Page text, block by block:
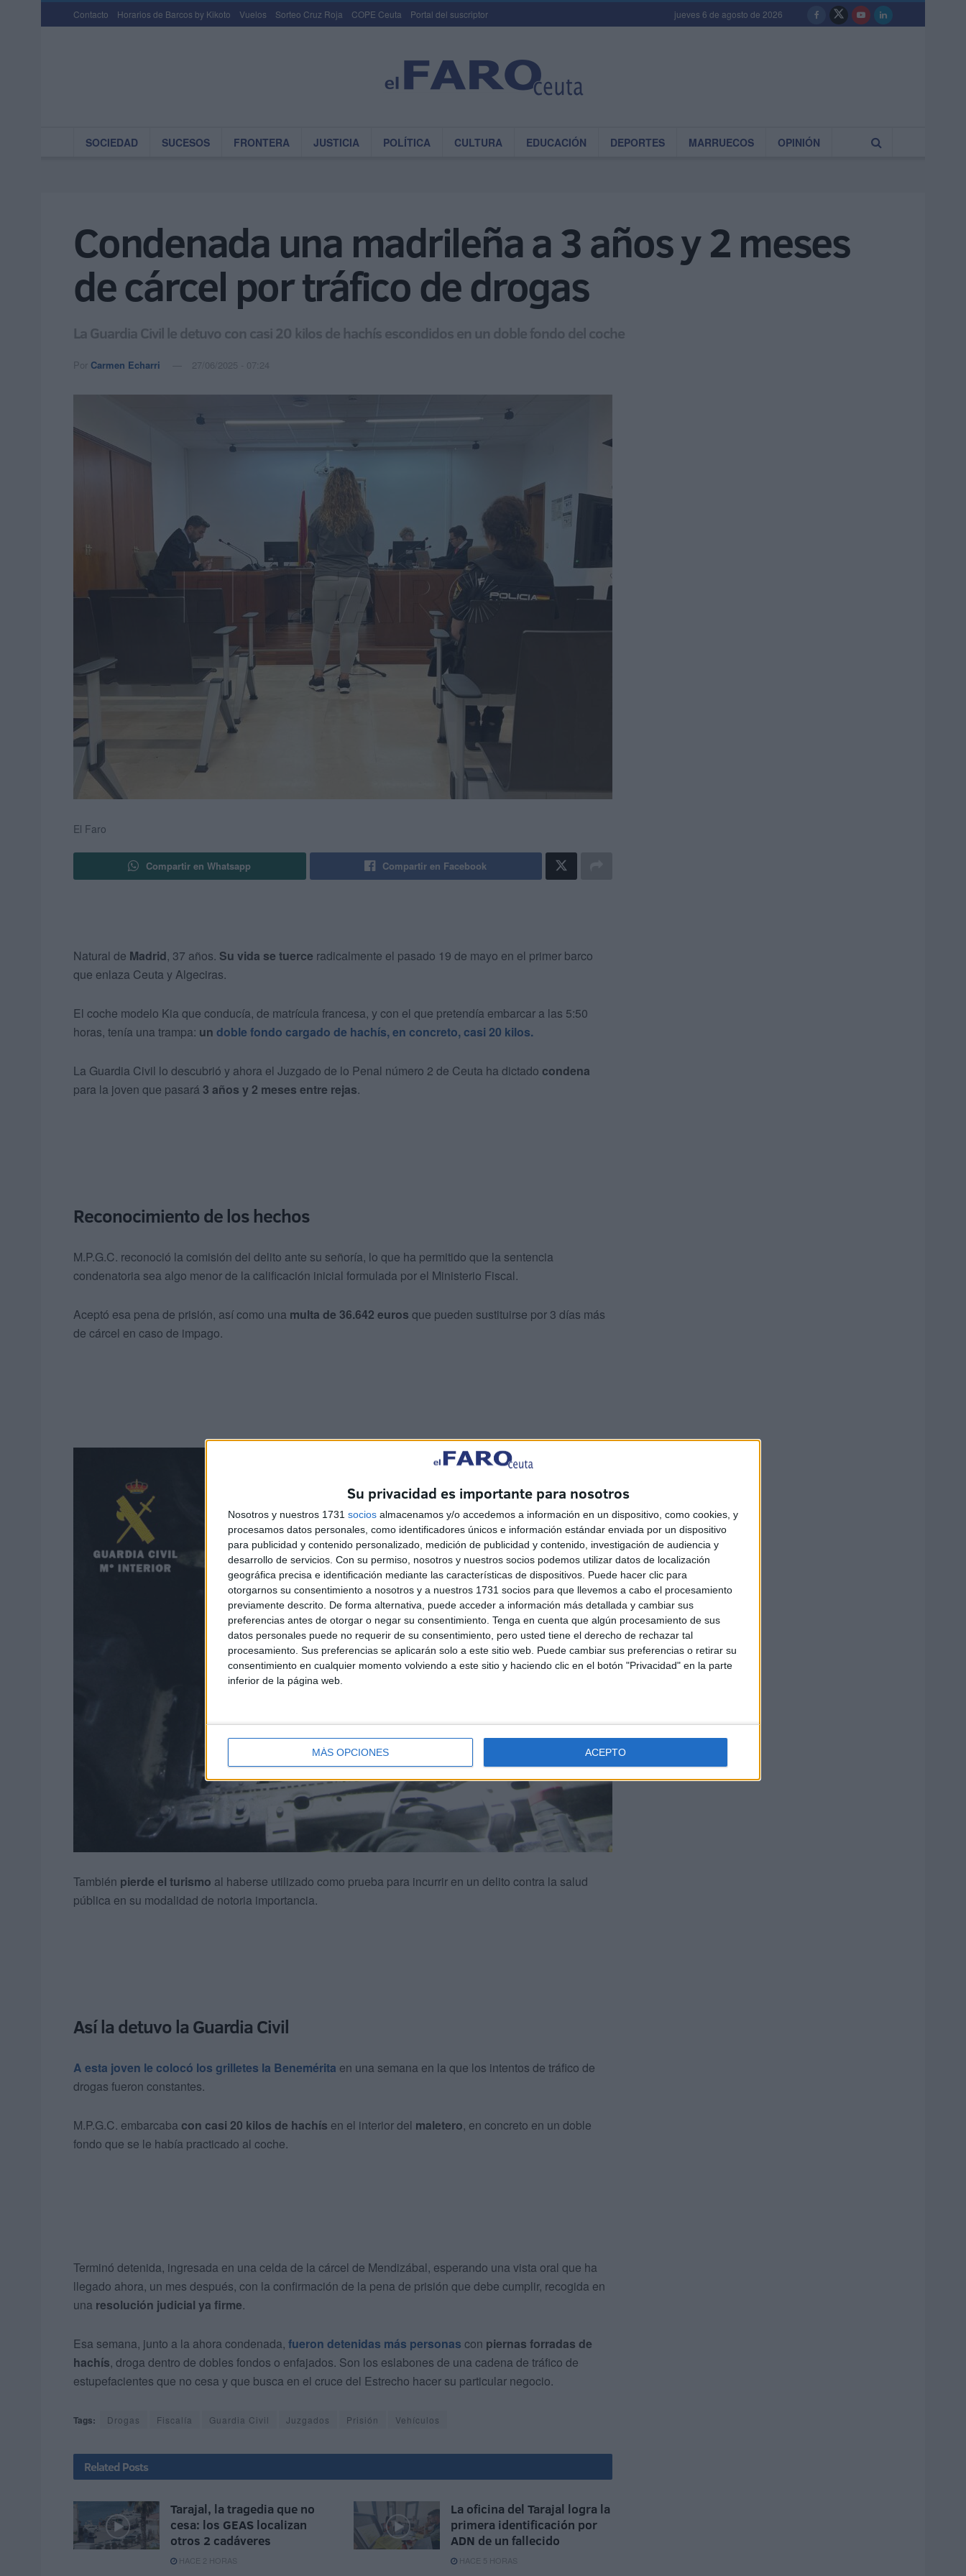
Su privacidad es importante para nosotros
Nosotros y nuestros 1731 socios almacenamos y/o accedemos a información en un dispositivo, como cookies, y
procesamos datos personales, como identificadores únicos e información estándar enviada por un dispositivo
para publicidad y contenido personalizado, medición de publicidad y contenido, investigación de audiencia y
desarrollo de servicios. Con su permiso, nosotros y nuestros socios podemos utilizar datos de localización
geográfica precisa e identificación mediante las características de dispositivos. Puede hacer clic para
otorgarnos su consentimiento a nosotros y a nuestros 1731 socios para que llevemos a cabo el procesamiento
previamente descrito. De forma alternativa, puede acceder a información más detallada y cambiar sus
preferencias antes de otorgar o negar su consentimiento. Tenga en cuenta que algún procesamiento de sus
datos personales puede no requerir de su consentimiento, pero usted tiene el derecho de rechazar tal
procesamiento. Sus preferencias se aplicarán solo a este sitio web. Puede cambiar sus preferencias o retirar su
consentimiento en cualquier momento volviendo a este sitio y haciendo clic en el botón "Privacidad" en la parte
inferior de la página web.
MÁS OPCIONES ACEPTO
Contacto Horarios de Barcos by Kikoto Vuelos Sorteo Cruz Roja COPE Ceuta Portal del suscriptor jueves 6 de agosto de 2026
SOCIEDAD SUCESOS FRONTERA JUSTICIA POLÍTICA CULTURA EDUCACIÓN DEPORTES MARRUECOS OPINIÓN
Condenada una madrileña a 3 años y 2 meses
de cárcel por tráfico de drogas
La Guardia Civil le detuvo con casi 20 kilos de hachís escondidos en un doble fondo del coche
Por Carmen Echarri 27/06/2025 - 07:24
El Faro
Compartir en Whatsapp Compartir en Facebook
Natural de Madrid, 37 años. Su vida se tuerce radicalmente el pasado 19 de mayo en el primer barco
que enlaza Ceuta y Algeciras.
El coche modelo Kia que conducía, de matrícula francesa, y con el que pretendía embarcar a las 5:50
horas, tenía una trampa: un doble fondo cargado de hachís, en concreto, casi 20 kilos.
La Guardia Civil lo descubrió y ahora el Juzgado de lo Penal número 2 de Ceuta ha dictado condena
para la joven que pasará 3 años y 2 meses entre rejas.
Reconocimiento de los hechos
M.P.G.C. reconoció la comisión del delito ante su señoría, lo que ha permitido que la sentencia
condenatoria sea algo menor de la calificación inicial formulada por el Ministerio Fiscal.
Aceptó esa pena de prisión, así como una multa de 36.642 euros que pueden sustituirse por 3 días más
de cárcel en caso de impago.
También pierde el turismo al haberse utilizado como prueba para incurrir en un delito contra la salud
pública en su modalidad de notoria importancia.
Así la detuvo la Guardia Civil
A esta joven le colocó los grilletes la Benemérita en una semana en la que los intentos de tráfico de
drogas fueron constantes.
M.P.G.C. embarcaba con casi 20 kilos de hachís en el interior del maletero, en concreto en un doble
fondo que se le había practicado al coche.
Terminó detenida, ingresada en una celda de la cárcel de Mendizábal, esperando una vista oral que ha
llegado ahora, un mes después, con la confirmación de la pena de prisión que debe cumplir, recogida en
una resolución judicial ya firme.
Esa semana, junto a la ahora condenada, fueron detenidas más personas con piernas forradas de
hachís, droga dentro de dobles fondos o enfajados. Son los eslabones de una cadena de tráfico de
estupefacientes que no cesa y que busca en el cruce del Estrecho hacer su particular negocio.
Tags: Drogas Fiscalía Guardia Civil Juzgados Prisión Vehículos
Related Posts
Tarajal, la tragedia que no
cesa: los GEAS localizan
otros 2 cadáveres
HACE 2 HORAS
La oficina del Tarajal logra la
primera identificación por
ADN de un fallecido
HACE 5 HORAS